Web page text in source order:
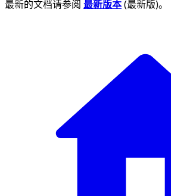
最新的文档请参阅 最新版本(最新版)。